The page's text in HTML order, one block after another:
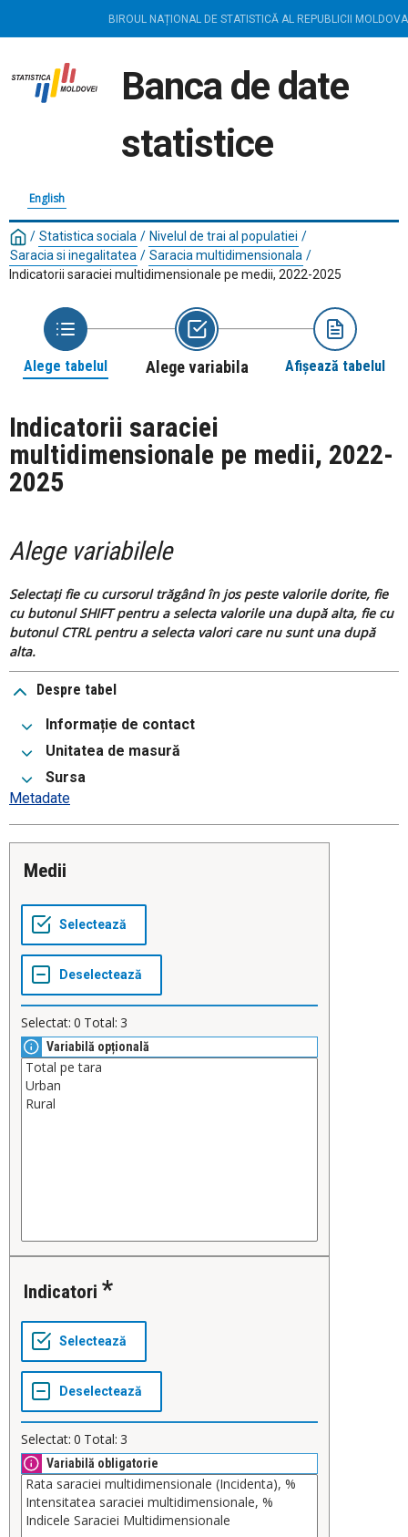
BIROUL NAȚIONAL DE STATISTICĂ AL REPUBLICII MOLDOVA
Banca de date
statistice
English
/ Statistica sociala / Nivelul de trai al populatiei /
Saracia si inegalitatea / Saracia multidimensionala /
Indicatorii saraciei multidimensionale pe medii, 2022-2025
Alege tabelul Alege variabila Afișează tabelul
Indicatorii saraciei
multidimensionale pe medii, 2022-
2025
Alege variabilele
Selectați fie cu cursorul trăgând în jos peste valorile dorite, fie
cu butonul SHIFT pentru a selecta valorile una după alta, fie cu
butonul CTRL pentru a selecta valori care nu sunt una după
alta.
Despre tabel
Informație de contact
Unitatea de masură
Sursa
Metadate
Medii
Selectat: 0 Total: 3
Variabilă opțională
Indicatori
Selectat: 0 Total: 3
Variabilă obligatorie